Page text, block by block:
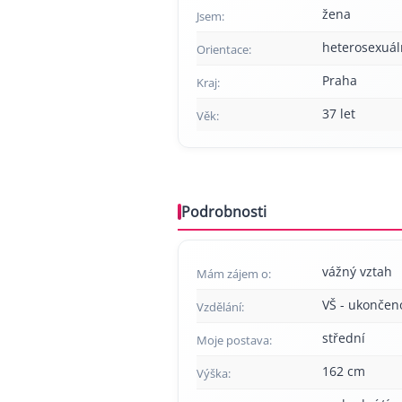
Jsem: žena
Orientace:
Kraj: Praha
Věk: 37 let
Podrobnosti
Mám zájem o: vážný vztah
Vzdělání: VŠ -
Moje postava: střední
Výška: 162 cm